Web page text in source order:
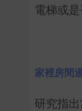
電梯或
家裡房間
研究指